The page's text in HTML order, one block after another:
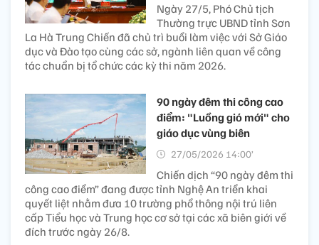
Ngày 27/5, Phó Chủ tịch
Thường trực UBND tỉnh Sơn
La Hà Trung Chiến đã chủ trì buổi làm việc với Sở Giáo
dục và Đào tạo cùng các sở, ngành liên quan về công
tác chuẩn bị tổ chức các kỳ thi năm 2026.
90 ngày đêm thi công cao
điểm: "Luồng gió mới" cho
giáo dục vùng biên
27/05/2026 14:00’
Chiến dịch “90 ngày đêm thi
công cao điểm” đang được tỉnh Nghệ An triển khai
quyết liệt nhằm đưa 10 trường phổ thông nội trú liên
cấp Tiểu học và Trung học cơ sở tại các xã biên giới về
đích trước ngày 26/8.